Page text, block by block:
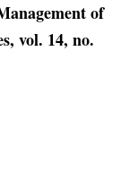
of
vol. 14, no.